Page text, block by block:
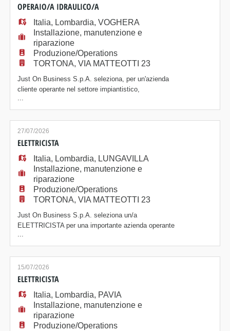
Il candidato dovrà possedere l
OPERAIO/A IDRAULICO/A
Italia, Lombardia, VOGHERA
Installazione, manutenzione e
riparazione
Produzione/Operations
TORTONA, VIA MATTEOTTI 23
Just On Business S.p.A. seleziona, per un'azienda
cliente operante nel settore impiantistico,
un/a OPERAIO/A IDRAULICO/A. La figura si
occuperà dell'installazione e della manutenzione di
impianti idrico-sanitari e di condizionamento in ambito
industriale. Requisiti richiesti: - esperienza pregressa
nella mansione nel settore dell'impianti
...
27/07/2026
ELETTRICISTA
Italia, Lombardia, LUNGAVILLA
Installazione, manutenzione e
riparazione
Produzione/Operations
TORTONA, VIA MATTEOTTI 23
Just On Business S.p.A. seleziona un/a
ELETTRICISTA per una importante azienda operante
nel settore dell'impiantistica. La risorsa affiancherà
l'elettricista esperto nelle seguenti attività: - attività di
conduzione e manutenzione ordinaria/straordinaria su
impianti elettrici di bassa e media tensione; -
manutenzione ordinaria e straordinaria
...
15/07/2026
ELETTRICISTA
Italia, Lombardia, PAVIA
Installazione, manutenzione e
riparazione
Produzione/Operations